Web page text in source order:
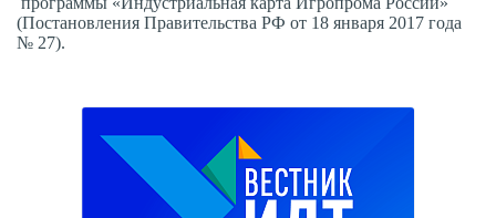
(Постановления Правительства РФ от 18 января 2017 года
№ 27).